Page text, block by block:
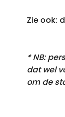
Zie ook:
* NB:
datwel
om de